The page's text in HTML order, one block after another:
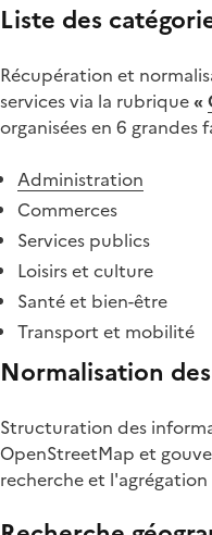
Liste des
Récupération et
services via la rubrique«
organisées en 6 grandes
Administration
Commerces
Services publics
Loisirs et culture
Santé et bien-être
Transport et mobilité
Normalisation
Structuration des
OpenStreetMap et
recherche et